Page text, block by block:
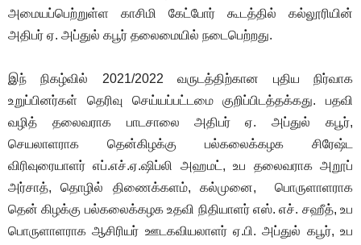
அமையப்பெற்றுள்ள காசிமி கேட்போர் கூடத்தில் கல்லூரியின்
அதிபர் ஏ. அப்துல் கபூர் தலைமையில் நடைபெற்றது.
இந் நிகழ்வில் 2021/2022 வருடத்திற்கான புதிய நிர்வாக
உறுப்பினர்கள் தெரிவு செய்யப்பட்டமை குறிப்பிடத்தக்கது. பதவி
வழித் தலைவராக பாடசாலை அதிபர்ஏ. அப்துல் கபூர்,
செயலாளராக தென்கிழக்கு பல்கலைக்கழக சிரேஷ்ட
விரிவுரையாளர் எப்.எச்.ஏ.ஷிப்லி அஹமட், உப தலைவராக அறூப்
அர்சாத், தொழில் திணைக்களம், கல்முனை, பொருளாளராக
தென் கிழக்கு பல்கலைக்கழக உதவி நிதியாளர் எஸ். எச். சஹீத், உப
பொருளாளராக ஆசிரியர் ஊடகவியலாளர் ஏ.பி. அப்துல் கபூர், உப